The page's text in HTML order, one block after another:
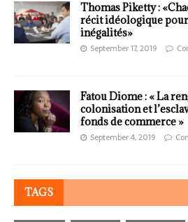
Thomas Piketty :
récit idéologique
inégalités»
September 17, 2019
Fatou Diome : « La
colonisation et
fonds de commerce »
September 4, 2019
TAGS